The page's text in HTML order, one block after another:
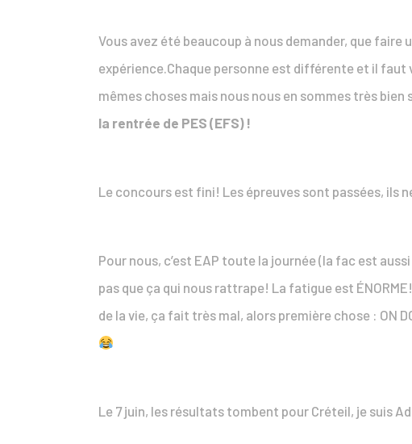
Vous avez été beaucoup à nous demander, que
expérience.Chaque personne est différente et il faut
mêmes choses mais nous nous en sommes très
la rentrée de PES (EFS) !
Le concours est fini! Les épreuves sont passées, ils
Pour nous, c’est EAP toute la journée (la fac est
pas que ça qui nous rattrape! La fatigue est
de la vie, ça fait très mal, alors première chose : ON
Le 7 juin, les résultats tombent pour Créteil, je suis